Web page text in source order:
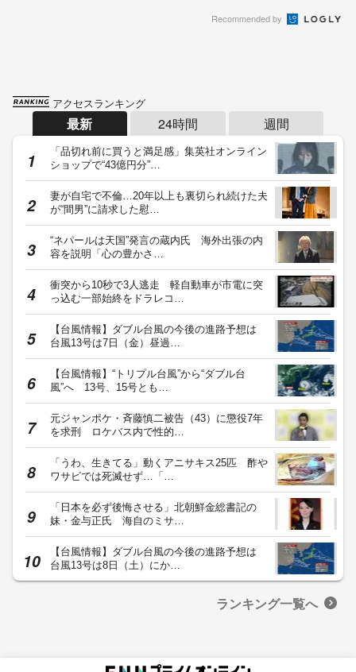
Recommended by
アクセスランキング
最新 24時間 週間
「品切れ前に買うと満足感」集英社オンライン
ショップで“43億円分”…
妻が自宅で不倫…20年以上も裏切られ続けた夫
が“間男”に請求した慰…
“ネパールは天国”発言の蔵内氏 海外出張の内
容を説明「心の豊かさ…
衝突から10秒で3人逃走 軽自動車が市電に突
っ込む一部始終をドラレコ…
【台風情報】ダブル台風の今後の進路予想は
台風13号は7日（金）昼過…
【台風情報】“トリプル台風”から“ダブル台
風”へ 13号、15号とも…
元ジャンポケ・斉藤慎二被告（43）に懲役7年
を求刑 ロケバス内で性的…
「うわ、生きてる」動くアニサキス25匹 酢や
ワサビでは死滅せず…「…
「日本を必ず後悔させる」北朝鮮金総書記の
妹・金与正氏 海自のミサ…
【台風情報】ダブル台風の今後の進路予想は
台風13号は8日（土）にか…
ランキング一覧へ